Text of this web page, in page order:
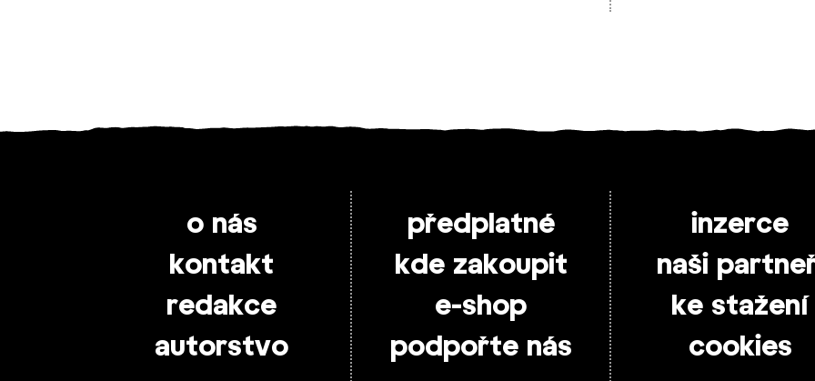
o nás
kontakt
redakce
autorstvo
předplatné
kde zakoupit
e-shop
podpořte nás
inzerce
naši
ke stažení
cookies